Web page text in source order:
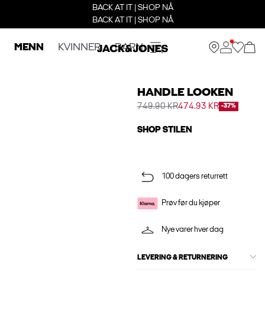
BACK AT IT | SHOP NÅ
BACK AT IT | SHOP NÅ
MENN KVINNER BARN
HANDLE LOOKEN
749.90 KR474.93 KR -37%
SHOP STILEN
100 dagers returrett
Prøv før du kjøper
Nye varer hver dag
LEVERING & RETURNERING